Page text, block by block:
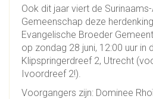
Ook dit jaar viert de Surinaams-
Gemeenschap deze
Evangelische Broeder
op zondag 28 juni, 12:00 uur in
Klipspringerdreef 2, Utrecht
Ivoordreef 2!).
Voorgangers zijn: Dominee